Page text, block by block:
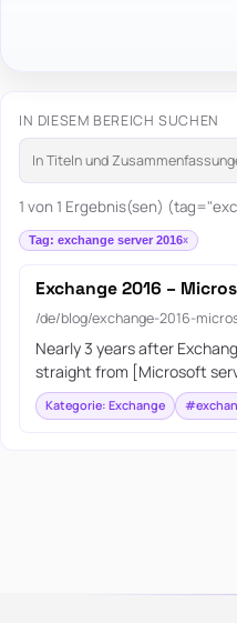
IN DIESEM BEREICH SUCHEN
1 von 1 Ergebnis(sen)
Tag: exchange server 2016
Exchange 2016 –
/de/blog/exchange-2016-
Nearly 3 years after
straight from [Microsoft
Kategorie: Exchange